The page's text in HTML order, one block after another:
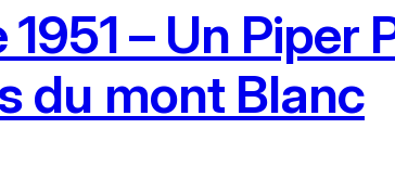
– Un Piper
du mont Blanc